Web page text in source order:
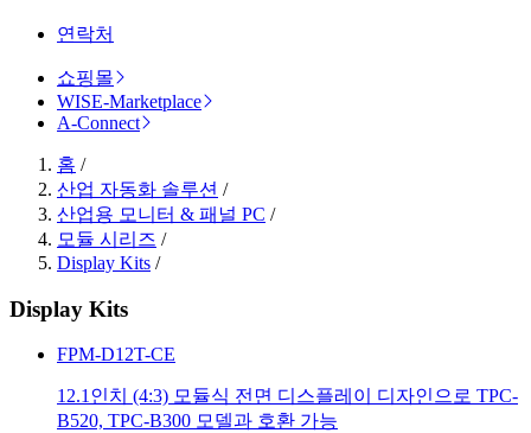
연락처
쇼핑몰
WISE-Marketplace
A-Connect
홈 /
산업 자동화 솔루션 /
산업용 모니터 & 패널 PC /
모듈 시리즈 /
Display Kits /
Display Kits
FPM-D12T-CE
12.1인치 (4:3) 모듈식 전면 디스플레이 디자인으로 TPC-
B520, TPC-B300 모델과 호환 가능